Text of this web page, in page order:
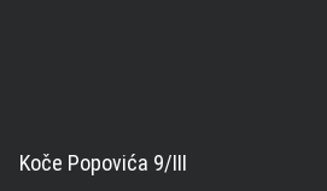
Koče Popovića 9/III